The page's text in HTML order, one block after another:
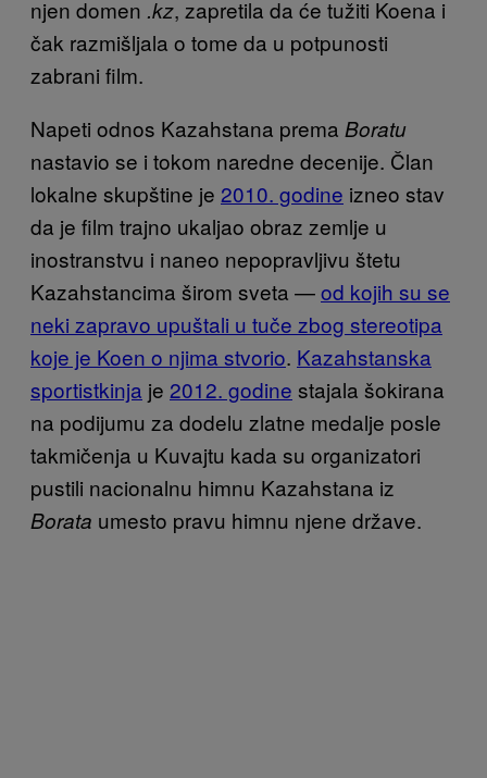
njen domen .kz, zapretila da će tužiti Koena i
čak razmišljala o tome da u potpunosti
zabrani film.
Napeti odnos Kazahstana prema Boratu
nastavio se i tokom naredne decenije. Član
lokalne skupštine je 2010. godine izneo stav
da je film trajno ukaljao obraz zemlje u
inostranstvu i naneo nepopravljivu štetu
Kazahstancima širom sveta —od kojih su se
neki zapravo upuštali u tuče zbog stereotipa
koje je Koen o njima stvorio. Kazahstanska
sportistkinja je 2012. godine stajala šokirana
na podijumu za dodelu zlatne medalje posle
takmičenja u Kuvajtu kada su organizatori
pustili nacionalnu himnu Kazahstana iz
Borata umesto pravu himnu njene države.